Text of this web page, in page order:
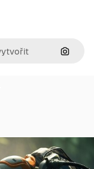
Hledat